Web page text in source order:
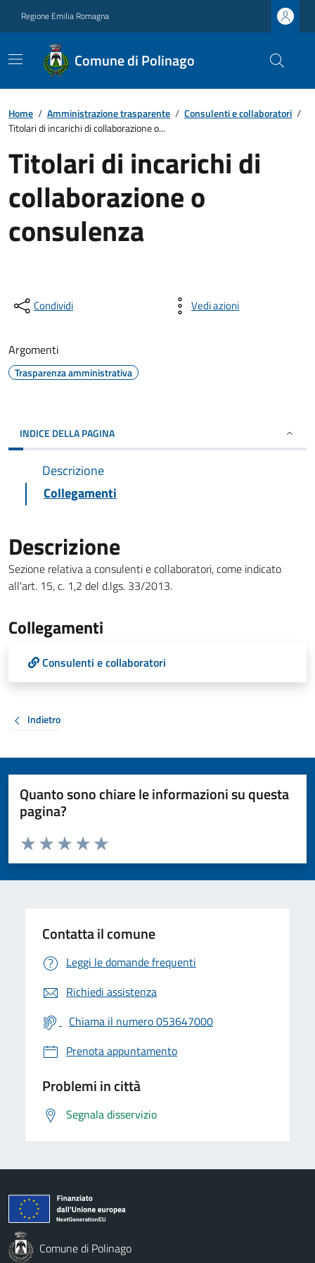
Regione Emilia Romagna
Comune di Polinago
Home / Amministrazione trasparente / Consulenti e collaboratori /
Titolari di incarichi di collaborazione o...
Titolari di incarichi di
collaborazione o
consulenza
Condividi Vedi azioni
Argomenti
Trasparenza amministrativa
INDICE DELLA PAGINA
Descrizione
Collegamenti
Descrizione
Sezione relativa a consulenti e collaboratori, come indicato
all'art. 15, c. 1,2 del d.lgs. 33/2013.
Collegamenti
Consulenti e collaboratori
Indietro
Quanto sono chiare le informazioni su questa
pagina?
Valuta da 1 a 5 stelle la pagina
Valuta 5 stelle su 5
Valuta 4 stelle su 5
Valuta 3 stelle su 5
Valuta 2 stelle su 5
Valuta 1 stelle su 5
Contatta il comune
Leggi le domande frequenti
Richiedi assistenza
Chiama il numero 053647000
Prenota appuntamento
Problemi in città
Segnala disservizio
Comune di Polinago